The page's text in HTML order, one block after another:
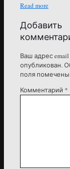
Read more
Добавить
Ваш адрес
опубликован.
поля помечены
Комментарий *